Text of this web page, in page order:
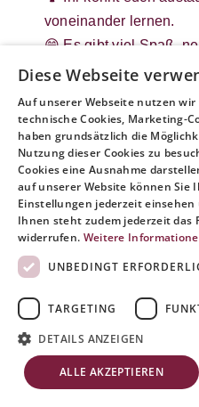
voneinander lernen.
😄 Es gibt viel Spaß,
Gespräche.
Uns ist wichtig:
Du sollst etwas lernen,
Und du sollst eine
Jugendleitung
Wann sind die
📅 Juleica-Termine (an
Erste-Hilfe-Kurs:
7.11.2026
Diese Webseite
Auf unserer Webseite nutzen
technische Cookies, Marketing-
haben grundsätzlich die
Nutzung dieser Cookies zu
Cookies eine Ausnahme
auf unserer Website können Sie
Einstellungen jederzeit
Ihnen steht zudem jederzeit das
widerrufen. Weitere
UNBEDINGT
TARGETING
DETAILS ANZEIGEN
ALLE AKZEPTIEREN